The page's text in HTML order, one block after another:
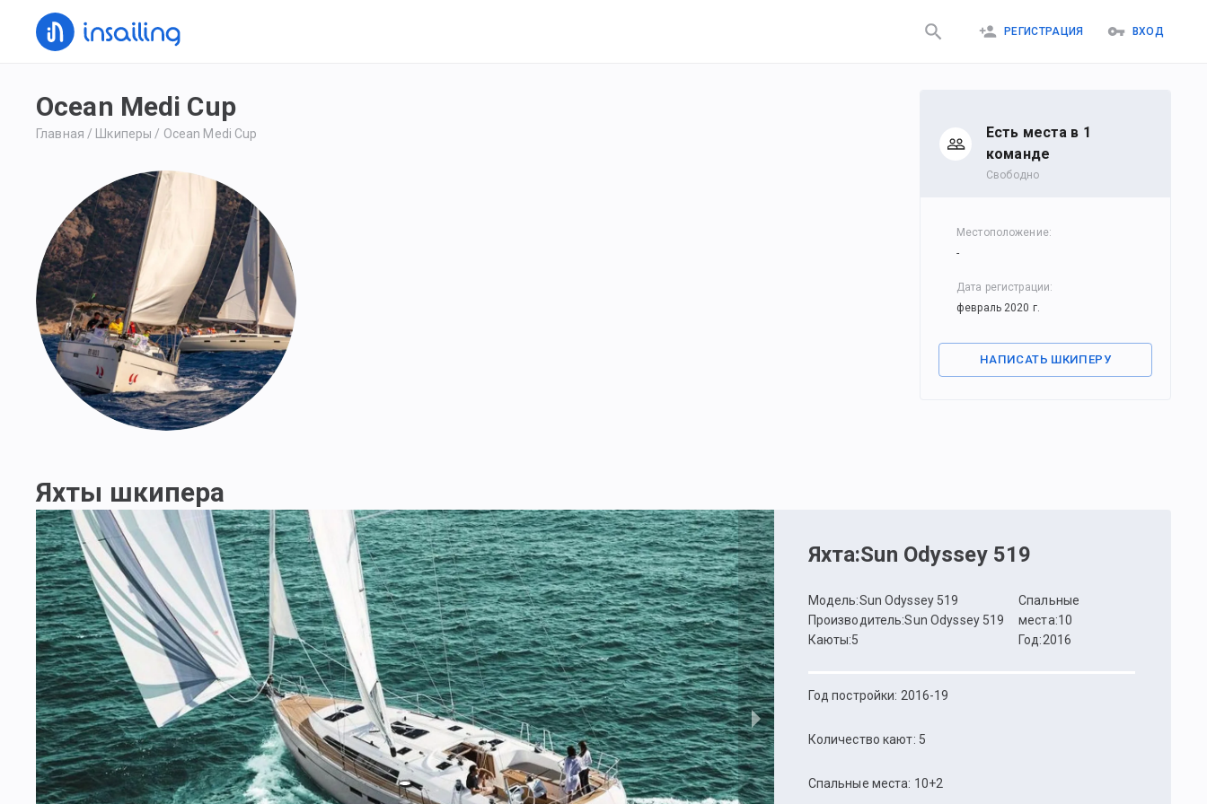
РЕГИСТРАЦИЯ ВХОД
Ocean Medi Cup
Главная / Шкиперы / Ocean Medi Cup
Есть места в 1
командe
Свободно
Местоположение:
-
Дата регистрации:
февраль 2020 г.
НАПИСАТЬ ШКИПЕРУ
Яхты шкипера
Яхта:Sun Odyssey 519
Модель:Sun Odyssey 519
Производитель:Sun Odyssey 519
Каюты:5
Спальные
места:10
Год:2016
Год постройки: 2016-19
Количество кают: 5
Спальные места: 10+2